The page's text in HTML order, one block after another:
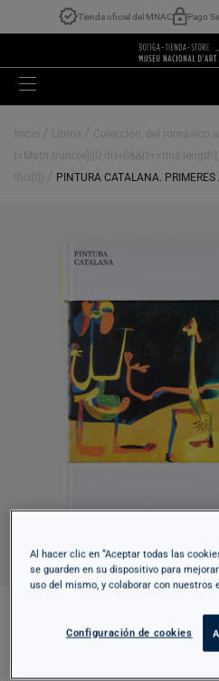
Tienda oficial del MNAC Pago
Inicio / Libros / Colección, del románico
this[t]} / PINTURA CATALANA.
PINTURA CATALANA.
Al hacer clic en “Aceptar todas las
se guarden en su dispositivo para
uso del mismo, y colaborar con nuestros
Configuración de cookies